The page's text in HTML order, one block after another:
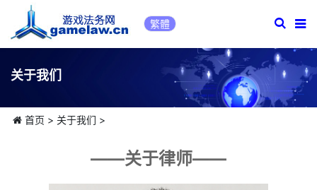
繁體
关于我们
首页 > 关于我们 >
——关于律师——